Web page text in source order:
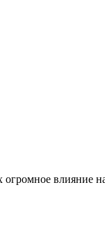
влияние